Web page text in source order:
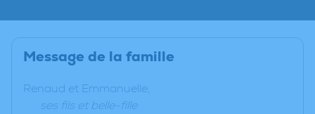
Message de la famille
Renaud et Emmanuelle,
ses fils et belle-fille